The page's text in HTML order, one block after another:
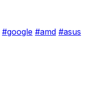
#google #amd #asus